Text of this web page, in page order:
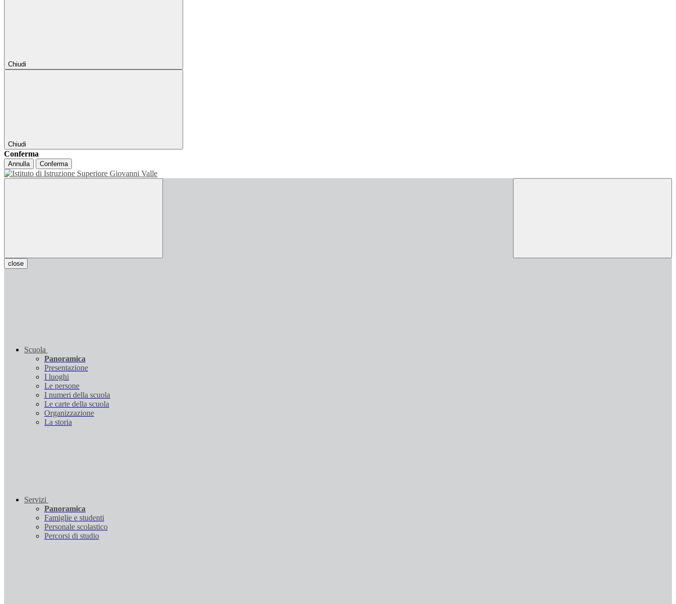
Chiudi
Chiudi
Conferma
Annulla Conferma
close
Scuola
Panoramica
Presentazione
I luoghi
Le persone
I numeri della scuola
Le carte della scuola
Organizzazione
La storia
Servizi
Panoramica
Famiglie e studenti
Personale scolastico
Percorsi di studio